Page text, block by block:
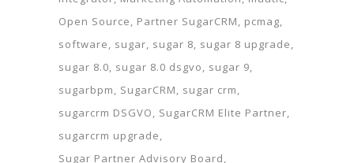
Open Source
Partner SugarCRM
pcmag
software
sugar sugar 8 sugar 8 upgrade
sugar 8.0 sugar 8.0 dsgvo
sugar 9
sugarbpm
SugarCRM
sugar crm
sugarcrm DSGVO
SugarCRM Elite Partner
sugarcrm upgrade
Sugar Partner Advisory Board